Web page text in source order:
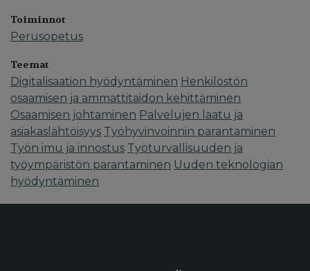
Toiminnot
Perusopetus
Teemat
Digitalisaation hyödyntäminen Henkilöstön
osaamisen ja ammattitaidon kehittäminen
Osaamisen johtaminen Palvelujen laatu ja
asiakaslähtöisyys Työhyvinvoinnin parantaminen
Työn imu ja innostus Työturvallisuuden ja
työympäristön parantaminen Uuden teknologian
hyödyntäminen